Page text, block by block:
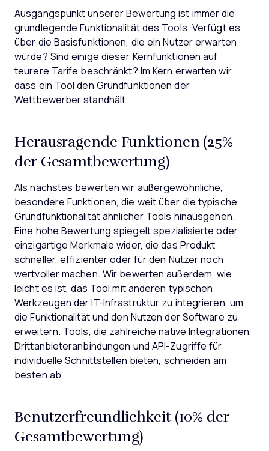
Ausgangspunkt unserer Bewertung ist immer die
grundlegende Funktionalität des Tools. Verfügt es
über die Basisfunktionen, die ein Nutzer erwarten
würde? Sind einige dieser Kernfunktionen auf
teurere Tarife beschränkt? Im Kern erwarten wir,
dass ein Tool den Grundfunktionen der
Wettbewerber standhält.
Herausragende Funktionen (25%
der Gesamtbewertung)
Als nächstes bewerten wir außergewöhnliche,
besondere Funktionen, die weit über die typische
Grundfunktionalität ähnlicher Tools hinausgehen.
Eine hohe Bewertung spiegelt spezialisierte oder
einzigartige Merkmale wider, die das Produkt
schneller, effizienter oder für den Nutzer noch
wertvoller machen. Wir bewerten außerdem, wie
leicht es ist, das Tool mit anderen typischen
Werkzeugen der IT-Infrastruktur zu integrieren, um
die Funktionalität und den Nutzen der Software zu
erweitern. Tools, die zahlreiche native Integrationen,
Drittanbieteranbindungen und API-Zugriffe für
individuelle Schnittstellen bieten, schneiden am
besten ab.
Benutzerfreundlichkeit (10% der
Gesamtbewertung)